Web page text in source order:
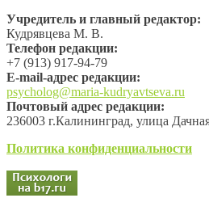
Учредитель и главный редактор:
Кудрявцева М. В.
Телефон редакции:
+7 (913) 917-94-79
Е-mail-адрес редакции:
psycholog@maria-kudryavtseva.ru
Почтовый адрес редакции:
236003 г.Калининград, улица
Политика конфиденциальности